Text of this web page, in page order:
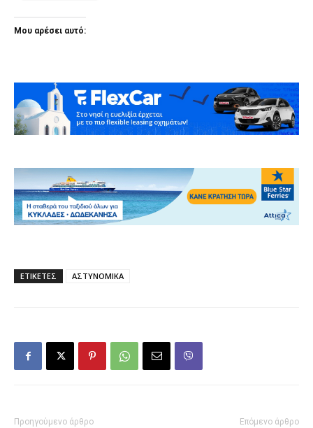
Μου αρέσει αυτό:
ΕΤΙΚΕΤΕΣ ΑΣΤΥΝΟΜΙΚΑ
Προηγούμενο άρθρο Επόμενο άρθρο